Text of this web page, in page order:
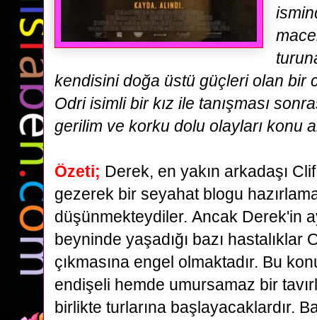
kendisinidoğa üstü güçleri olan bir
Odri isimli bir kız ile tanışması
gerilim ve korku dolu olayları konu
Özeti; Derek, en yakın arkadaşı
gezerek bir seyahat blogu
düşünmekteydiler. Ancak Derek'in
beyninde yaşadığı bazı hastalıklar
çıkmasına engel olmaktadır. Bu
endişeli hemde umursamaz bir
birlikte turlarına başlayacaklardır.